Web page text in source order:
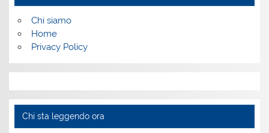
Chi siamo
Home
Privacy Policy
Chi sta leggendo ora